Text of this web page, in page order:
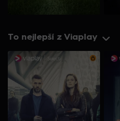
To nejlepší z Viaplay